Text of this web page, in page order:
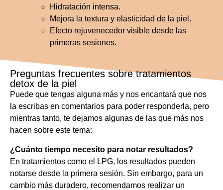
Hidratación intensa.
Mejora la textura y elasticidad de la piel.
Efecto rejuvenecedor visible desde las
primeras sesiones.
Preguntas frecuentes sobre tratamientos
detox de la piel
Puede que tengas alguna más y nos encantará que nos
la escribas en comentarios para poder responderla, pero
mientras tanto, te dejamos algunas de las que más nos
hacen sobre este tema:
¿Cuánto tiempo necesito para notar resultados?
En tratamientos como el LPG, los resultados pueden
notarse desde la primera sesión. Sin embargo, para un
cambio más duradero, recomendamos realizar un